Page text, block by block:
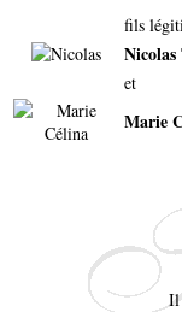
fils
et
Marie
Il